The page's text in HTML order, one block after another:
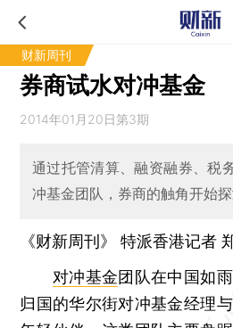
财新周刊
券商试水对冲基金
2014年01月20日第3期
通过托管清算、融资融券、税
冲基金团队，券商的触角开始
《财新周刊》 特派香港记者
对冲基金团队在中国如
归国的华尔街对冲基金经理